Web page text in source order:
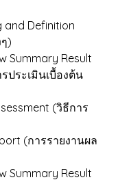
)
Result
ประเมินเบื้องต้น
(วิธีการ
รายงานผล
Result